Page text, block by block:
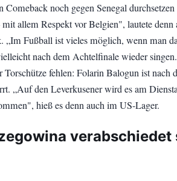
Comeback noch gegen Senegal
allem Respekt vor Belgien", lautete denn
„Im Fußball ist vieles möglich, wenn man
nach dem Achtelfinale wieder
Torschütze fehlen: Folarin Balogun ist nach
„Auf den Leverkusener wird es am
hieß es denn auch im US-Lager.
verabschiedet